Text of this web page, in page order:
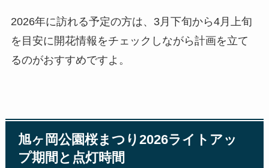
2026年に訪れる予定の方は、3月下旬から4月上旬
を目安に開花情報をチェックしながら計画を立て
るのがおすすめですよ。
旭ヶ岡公園桜まつり2026ライトアッ
プ期間と点灯時間